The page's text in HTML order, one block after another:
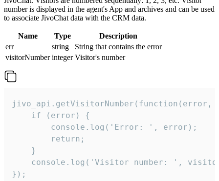
number is displayed in the agent's App and archives and can be used
to associate JivoChat data with the CRM data.
Name Type
Description
err
string
String that contains the error
visitorNumber integer Visitor's number
jivo_api.getVisitorNumber(function(error,
    if (error) {
        console.log('Error: ', error);
        return;
    }
console.log('Visitor number: ',
});